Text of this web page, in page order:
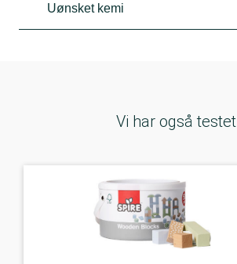
Uønsket kemi
Vi har også testet